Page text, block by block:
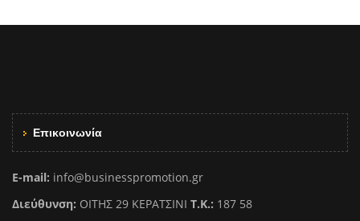
Επικοινωνία
E-mail: info@businesspromotion.gr
Διεύθυνση: ΟΙΤΗΣ 29 ΚΕΡΑΤΣΙΝΙ Τ.Κ.: 187 58